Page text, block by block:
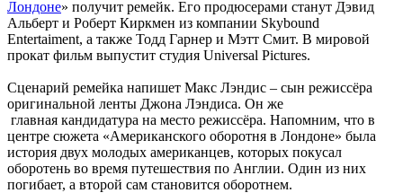
Лондоне» получит ремейк. Его продюсерами станут Дэвид
Альберт и Роберт Киркмен из компании Skybound
Entertaiment, а также Тодд Гарнер и Мэтт Смит. В мировой
прокат фильм выпустит студия Universal Pictures.
Сценарий ремейка напишет Макс Лэндис – сын режиссёра
оригинальной ленты Джона Лэндиса. Он же
главная кандидатура на место режиссёра. Напомним, что в
центре сюжета «Американского оборотня в Лондоне» была
история двух молодых американцев, которых покусал
оборотень во время путешествия по Англии. Один из них
погибает, а второй сам становится оборотнем.